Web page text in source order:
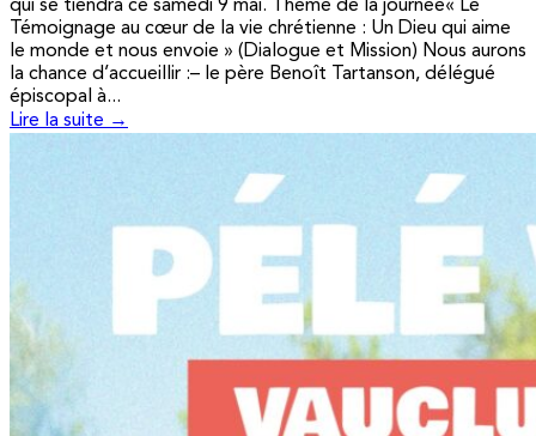
qui se tiendra ce samedi 9 mai. Thème de la journée« Le
Témoignage au cœur de la vie chrétienne : Un Dieu qui aime
le monde et nous envoie » (Dialogue et Mission) Nous aurons
la chance d’accueillir :– le père Benoît Tartanson, délégué
épiscopal à...
Lire la suite →